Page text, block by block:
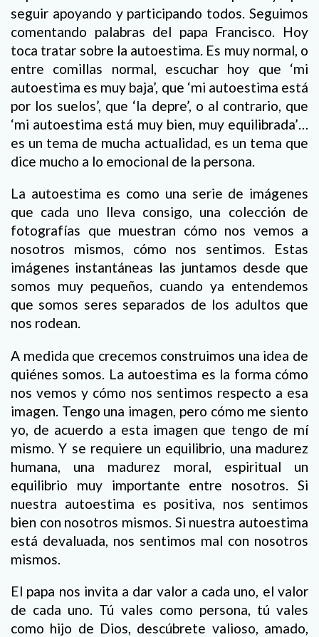
seguir apoyando y participando todos. Seguimos
comentando palabras del papa Francisco. Hoy
toca tratar sobre la autoestima. Es muy normal, o
entre comillas normal, escuchar hoy que ‘mi
autoestima es muy baja’, que ‘mi autoestima está
por los suelos’, que ‘la depre’, o al contrario, que
‘mi autoestima está muy bien, muy equilibrada’…
es un tema de mucha actualidad, es un tema que
dice mucho a lo emocional de la persona.
La autoestima es como una serie de imágenes
que cada uno lleva consigo, una colección de
fotografías que muestran cómo nos vemos a
nosotros mismos, cómo nos sentimos. Estas
imágenes instantáneas las juntamos desde que
somos muy pequeños, cuando ya entendemos
que somos seres separados de los adultos que
nos rodean.
A medida que crecemos construimos una idea de
quiénes somos. La autoestima es la forma cómo
nos vemos y cómo nos sentimos respecto a esa
imagen. Tengo una imagen, pero cómo me siento
yo, de acuerdo a esta imagen que tengo de mí
mismo. Y se requiere un equilibrio, una madurez
humana, una madurez moral, espiritual un
equilibrio muy importante entre nosotros. Si
nuestra autoestima es positiva, nos sentimos
bien con nosotros mismos. Si nuestra autoestima
está devaluada, nos sentimos mal con nosotros
mismos.
El papa nos invita a dar valor a cada uno, el valor
de cada uno. Tú vales como persona, tú vales
como hijo de Dios, descúbrete valioso, amado,